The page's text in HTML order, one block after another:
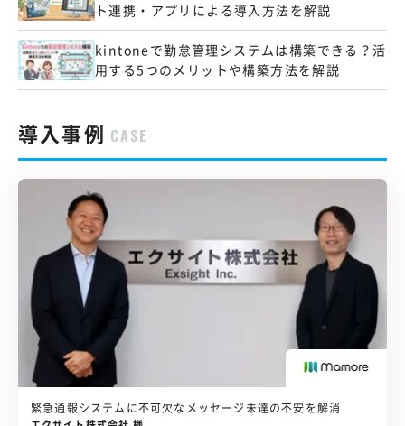
ト連携・アプリによる導入方法を解説
kintoneで勤怠管理システムは構築できる？活
用する5つのメリットや構築方法を解説
導入事例 CASE
緊急通報システムに不可欠なメッセージ未達の不安を解消